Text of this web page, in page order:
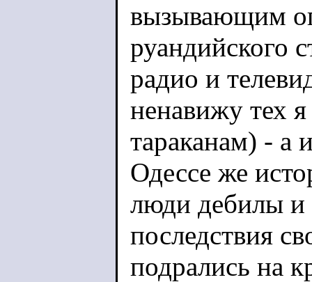
вызывающим
руандийского
радио и
ненавижу тех я
тараканам) - а
Одессе же
люди дебилы и
последствия
подрались на